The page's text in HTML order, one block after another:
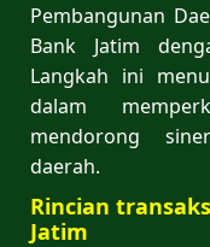
Pembangunan
Bank Jatim
Langkah ini
dalam
mendorong
daerah.
Rincian
Jatim